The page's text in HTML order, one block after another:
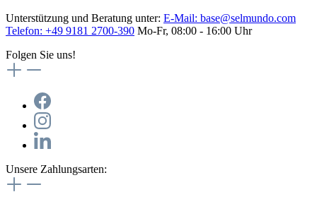
Unterstützung und Beratung unter: E-Mail: base@selmundo.com
Telefon: +49 9181 2700-390 Mo-Fr, 08:00 - 16:00 Uhr
Folgen Sie uns!
Unsere Zahlungsarten: